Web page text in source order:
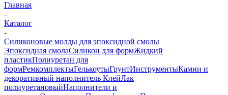
Главная
-
Каталог
-
Силиконовые молды для эпоксидной смолы
Эпоксидная смолаСиликон для формЖидкий
пластикПолиуретан для
формРемкомплектыГелькоутыГрунтИнструментыКамни и
декоративный наполнитель КлейЛак
полиуретановыйНаполнители и